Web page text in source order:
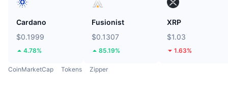
Cardano
$0.1999
4.78%
Fusionist
$0.1307
85.19%
XRP
$1.03
1.63%
CoinMarketCap Tokens Zipper